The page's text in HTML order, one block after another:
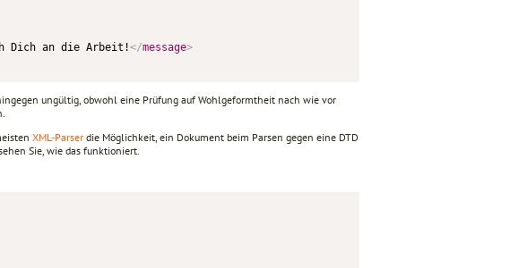
Dich an die Arbeit!</message>
ungültig, obwohl eine Prüfung auf Wohlgeformtheit nach wie vor
XML-Parser die Möglichkeit, ein Dokument beim Parsen gegen eine DTD
Sie, wie das funktioniert.